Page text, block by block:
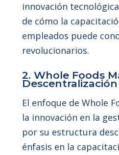
innovación
de cómo la
empleados puede
revolucionarios.
2. Whole Foods
El enfoque de Whole
la innovación en la
por su estructura
énfasis en la